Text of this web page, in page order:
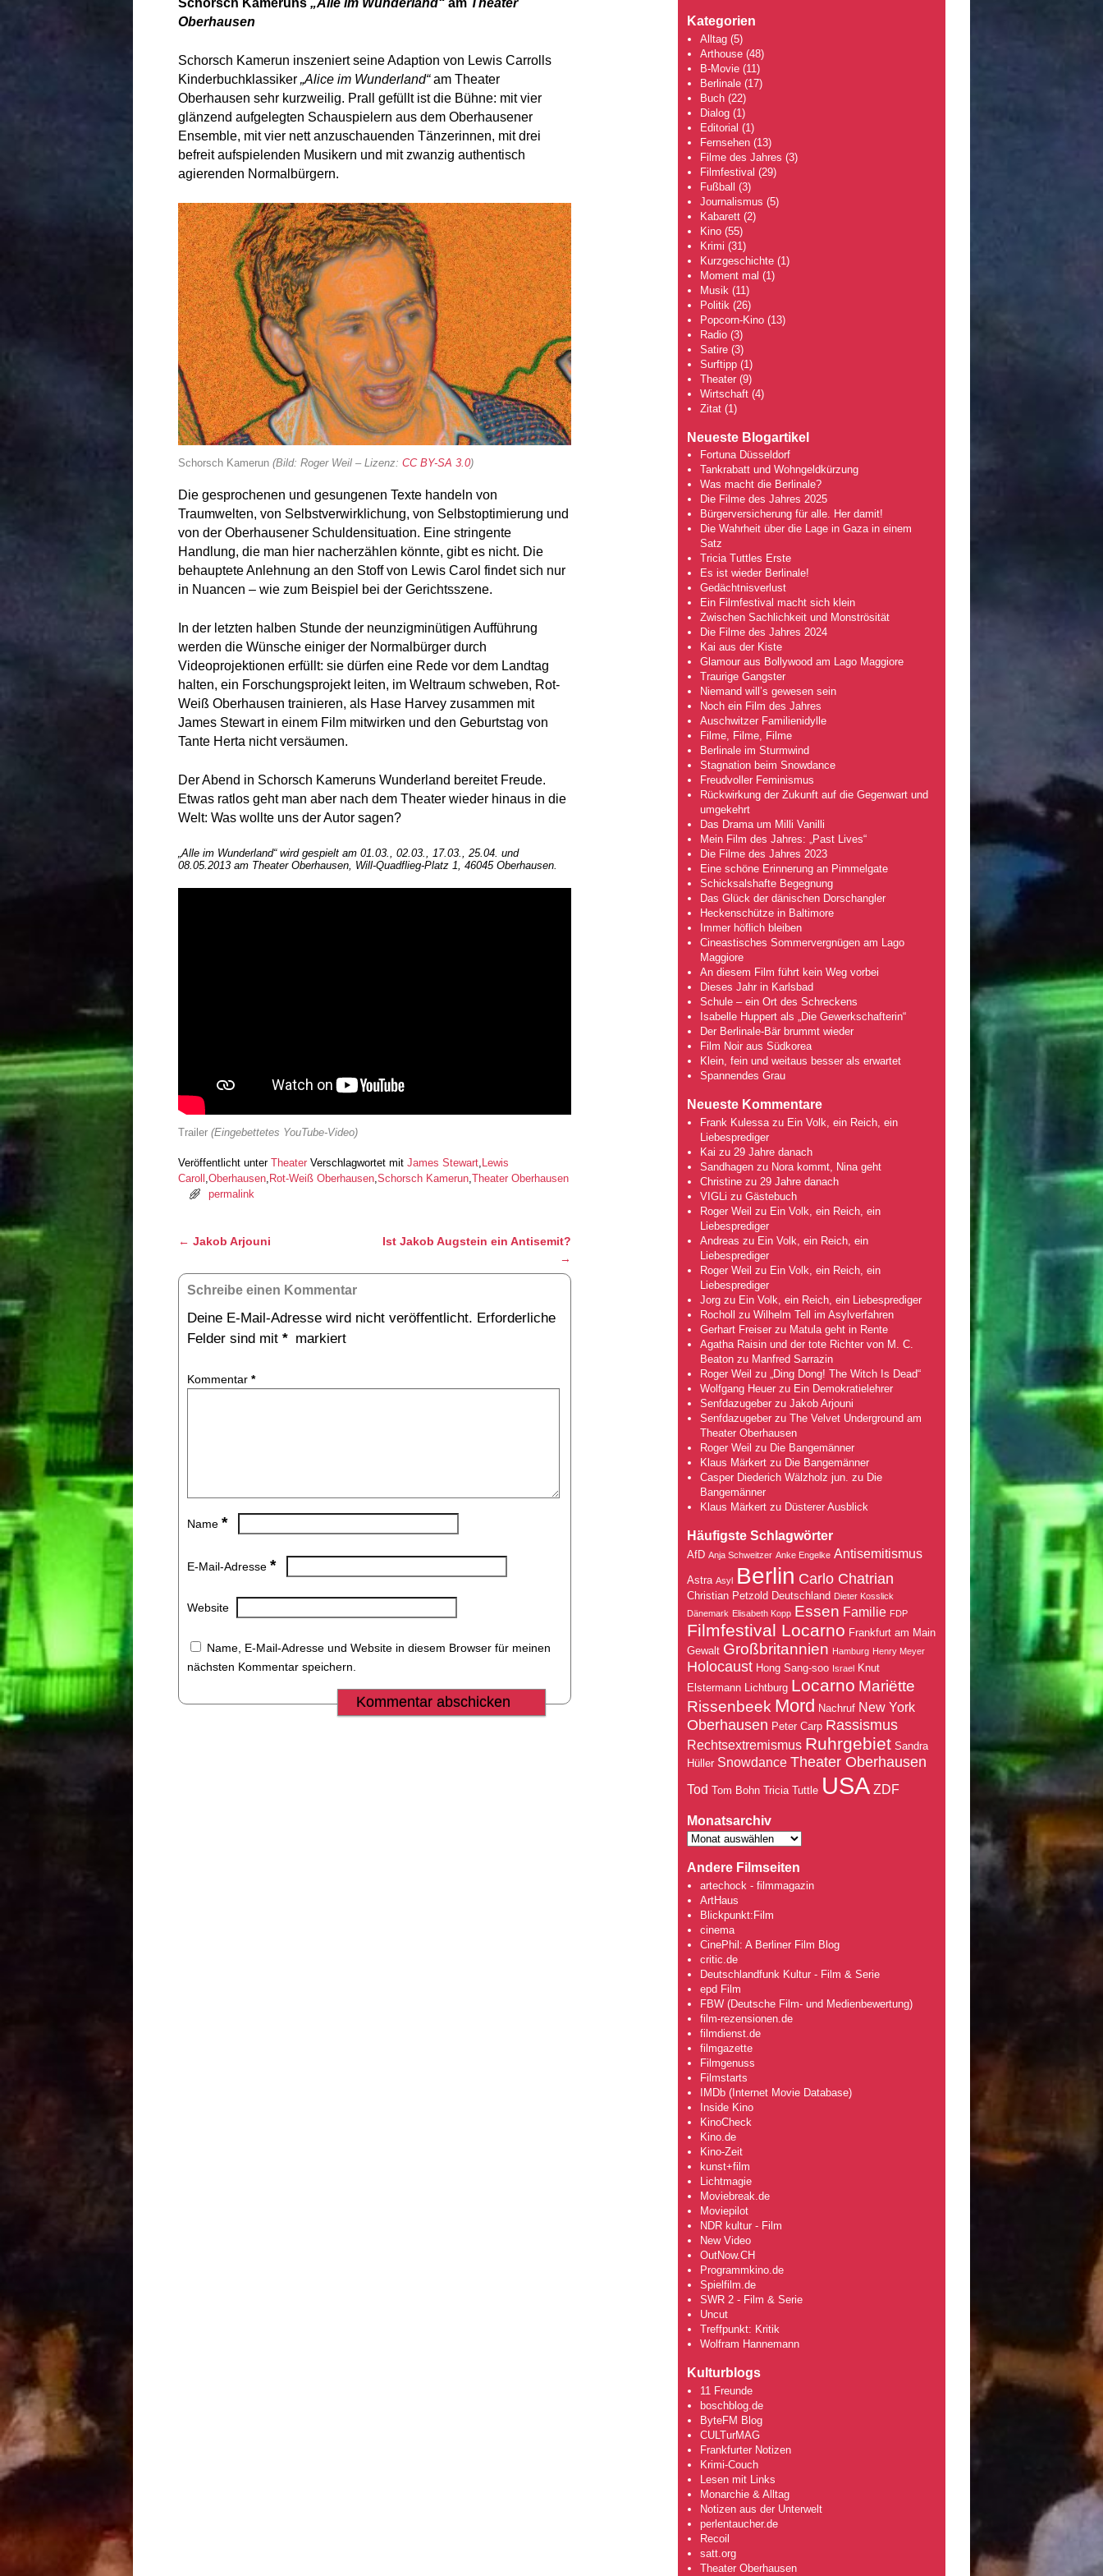
Oberhausen
Schorsch Kamerun inszeniert seine Adaption von Lewis Carrolls
Kinderbuchklassiker „Alice im Wunderland“am Theater
Oberhausen sehr kurzweilig. Prall gefüllt ist die Bühne: mit vier
glänzend aufgelegten Schauspielern aus dem Oberhausener
Ensemble, mit vier nett anzuschauenden Tänzerinnen, mit drei
befreit aufspielenden Musikern und mit zwanzig authentisch
agierenden Normalbürgern.
Schorsch Kamerun (Bild: Roger Weil – Lizenz: CC BY-SA 3.0)
Die gesprochenen und gesungenen Texte handeln von
Traumwelten, von Selbstverwirklichung, von Selbstoptimierung und
von der Oberhausener Schuldensituation. Eine stringente
Handlung, die man hier nacherzählen könnte, gibt es nicht. Die
behauptete Anlehnung an den Stoff von Lewis Carol findet sich nur
in Nuancen – wie zum Beispiel bei der Gerichtsszene.
In der letzten halben Stunde der neunzigminütigen Aufführung
werden die Wünsche einiger der Normalbürger durch
Videoprojektionen erfüllt: sie dürfen eine Rede vor dem Landtag
halten, ein Forschungsprojekt leiten, im Weltraum schweben, Rot-
Weiß Oberhausen trainieren, als Hase Harvey zusammen mit
James Stewart in einem Film mitwirken und den Geburtstag von
Tante Herta nicht versäumen.
Der Abend in Schorsch Kameruns Wunderland bereitet Freude.
Etwas ratlos geht man aber nach dem Theater wieder hinaus in die
Welt: Was wollte uns der Autor sagen?
„Alle im Wunderland“ wird gespielt am 01.03., 02.03., 17.03., 25.04. und
08.05.2013 am Theater Oberhausen, Will-Quadflieg-Platz 1, 46045 Oberhausen.
Trailer (Eingebettetes YouTube-Video)
Veröffentlicht unter Theater Verschlagwortet mit James Stewart
Lewis
Caroll
Oberhausen Rot-Weiß Oberhausen Schorsch Kamerun Theater Oberhausen
permalink
Artikelnavigation
← Jakob Arjouni
Ist Jakob Augstein ein Antisemit?
→
Schreibe einen Kommentar
Deine E-Mail-Adresse wird nicht veröffentlicht. Erforderliche
Felder sind mit * markiert
Kommentar *
Name *
E-Mail-Adresse *
Website
Name, E-Mail-Adresse und Website in diesem Browser für meinen
nächsten Kommentar speichern.
Kategorien
Alltag(5)
Arthouse(48)
B-Movie(11)
Berlinale(17)
Buch(22)
Dialog(1)
Editorial (1)
Fernsehen(13)
Filme des Jahres (3)
Filmfestival (29)
Fußball (3)
Journalismus (5)
Kabarett(2)
Kino(55)
Krimi (31)
Kurzgeschichte(1)
Moment mal (1)
Musik (11)
Politik (26)
Popcorn-Kino(13)
Radio(3)
Satire(3)
Surftipp(1)
Theater(9)
Wirtschaft(4)
Zitat(1)
Neueste Blogartikel
Fortuna Düsseldorf
Tankrabatt und Wohngeldkürzung
Was macht die Berlinale?
Die Filme des Jahres 2025
Bürgerversicherung für alle. Her damit!
Die Wahrheit über die Lage in Gaza in einem
Satz
Tricia Tuttles Erste
Es ist wieder Berlinale!
Gedächtnisverlust
Ein Filmfestival macht sich klein
Zwischen Sachlichkeit und Monströsität
Die Filme des Jahres 2024
Kai aus der Kiste
Glamour aus Bollywood am Lago Maggiore
Traurige Gangster
Niemand will’s gewesen sein
Noch ein Film des Jahres
Auschwitzer Familienidylle
Filme, Filme, Filme
Berlinale im Sturmwind
Stagnation beim Snowdance
Freudvoller Feminismus
Rückwirkung der Zukunft auf die Gegenwart und
umgekehrt
Das Drama um Milli Vanilli
Mein Film des Jahres: „Past Lives“
Die Filme des Jahres 2023
Eine schöne Erinnerung an Pimmelgate
Schicksalshafte Begegnung
Das Glück der dänischen Dorschangler
Heckenschütze in Baltimore
Immer höflich bleiben
Cineastisches Sommervergnügen am Lago
Maggiore
An diesem Film führt kein Weg vorbei
Dieses Jahr in Karlsbad
Schule – ein Ort des Schreckens
Isabelle Huppert als „Die Gewerkschafterin“
Der Berlinale-Bär brummt wieder
Film Noir aus Südkorea
Klein, fein und weitaus besser als erwartet
Spannendes Grau
Neueste Kommentare
Frank Kulessazu Ein Volk, ein Reich, ein
Liebesprediger
Kai zu 29 Jahre danach
Sandhagenzu Nora kommt, Nina geht
Christinezu 29 Jahre danach
VIGLi zu Gästebuch
Roger Weil zu Ein Volk, ein Reich, ein
Liebesprediger
Andreas zu Ein Volk, ein Reich, ein
Liebesprediger
Roger Weil zu Ein Volk, ein Reich, ein
Liebesprediger
Jorgzu Ein Volk, ein Reich, ein Liebesprediger
Rocholl
zu Wilhelm Tell im Asylverfahren
Gerhart Freiserzu Matula geht in Rente
Agatha Raisin und der tote Richter von M. C.
Beatonzu Manfred Sarrazin
Roger Weil zu „Ding Dong! The Witch Is Dead“
Wolfgang Heuerzu Ein Demokratielehrer
Senfdazugeberzu Jakob Arjouni
Senfdazugeberzu The Velvet Underground am
Theater Oberhausen
Roger Weil zu Die Bangemänner
Klaus Märkertzu Die Bangemänner
Casper Diederich Wälzholz jun. zu Die
Bangemänner
Klaus Märkertzu Düsterer Ausblick
Häufigste Schlagwörter
AfD Anja Schweitzer Anke Engelke Antisemitismus
Astra Asyl Berlin Carlo Chatrian
Christian Petzold Deutschland Dieter Kosslick
Dänemark Elisabeth Kopp Essen Familie FDP
Filmfestival Locarno Frankfurt am Main
Gewalt Großbritannien Hamburg Henry Meyer
Holocaust Hong Sang-soo Israel Knut
Elstermann Lichtburg Locarno Mariëtte
Rissenbeek Mord Nachruf New York
Oberhausen Peter Carp Rassismus
Rechtsextremismus Ruhrgebiet Sandra
Hüller Snowdance Theater Oberhausen
Tod Tom Bohn Tricia Tuttle USA ZDF
Monatsarchiv
Andere Filmseiten
artechock - filmmagazin
ArtHaus
Blickpunkt:Film
cinema
CinePhil: A Berliner Film Blog
critic.de
Deutschlandfunk Kultur - Film & Serie
epd Film
FBW (Deutsche Film- und Medienbewertung)
film-rezensionen.de
filmdienst.de
filmgazette
Filmgenuss
Filmstarts
IMDb (Internet Movie Database)
Inside Kino
KinoCheck
Kino.de
Kino-Zeit
kunst+film
Lichtmagie
Moviebreak.de
Moviepilot
NDR kultur - Film
New Video
OutNow.CH
Programmkino.de
Spielfilm.de
SWR 2 - Film & Serie
Uncut
Treffpunkt: Kritik
Wolfram Hannemann
Kulturblogs
11 Freunde
boschblog.de
ByteFM Blog
CULTurMAG
Frankfurter Notizen
Krimi-Couch
Lesen mit Links
Monarchie & Alltag
Notizen aus der Unterwelt
perlentaucher.de
Recoil
satt.org
Theater Oberhausen